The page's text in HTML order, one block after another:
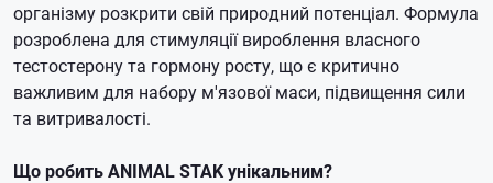
організму розкрити свій природний потенціал. Формула
розроблена для стимуляції вироблення власного
тестостерону та гормону росту, що є критично
важливим для набору м'язової маси, підвищення сили
та витривалості.
Що робить ANIMAL STAK унікальним?